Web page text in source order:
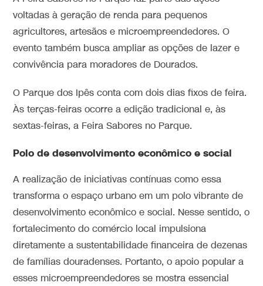
voltadas à geração de renda para pequenos
agricultores, artesãos e microempreendedores. O
evento também busca ampliar as opções de lazer e
convivência para moradores de Dourados.
O Parque dos Ipês conta com dois dias fixos de feira.
Às terças-feiras ocorre a edição tradicional e, às
sextas-feiras, a Feira Sabores no Parque.
Polo de desenvolvimento econômico e social
A realização de iniciativas contínuas como essa
transforma o espaço urbano em um polo vibrante de
desenvolvimento econômico e social. Nesse sentido, o
fortalecimento do comércio local impulsiona
diretamente a sustentabilidade financeira de dezenas
de famílias douradenses. Portanto, o apoio popular a
esses microempreendedores se mostra essencial